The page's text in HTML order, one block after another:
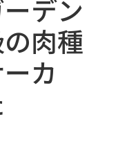
デン
肉種
カ